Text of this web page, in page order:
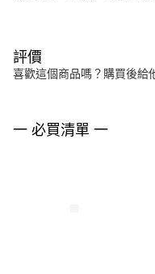
評價
喜歡這個商品嗎？購買後給
一 必買清單 一